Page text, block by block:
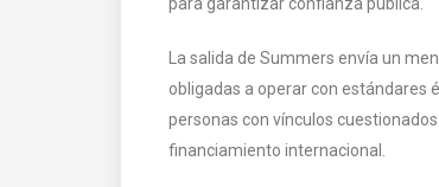
La salida de Summers envía un
obligadas a operar con estándares
personas con vínculos
financiamiento internacional.